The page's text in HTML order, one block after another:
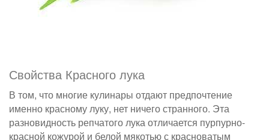
Свойства Красного лука
В том, что многие кулинары отдают предпочтение
именно красному луку, нет ничего странного. Эта
разновидность репчатого лука отличается пурпурно-
красной кожурой и белой мякотью с красноватым